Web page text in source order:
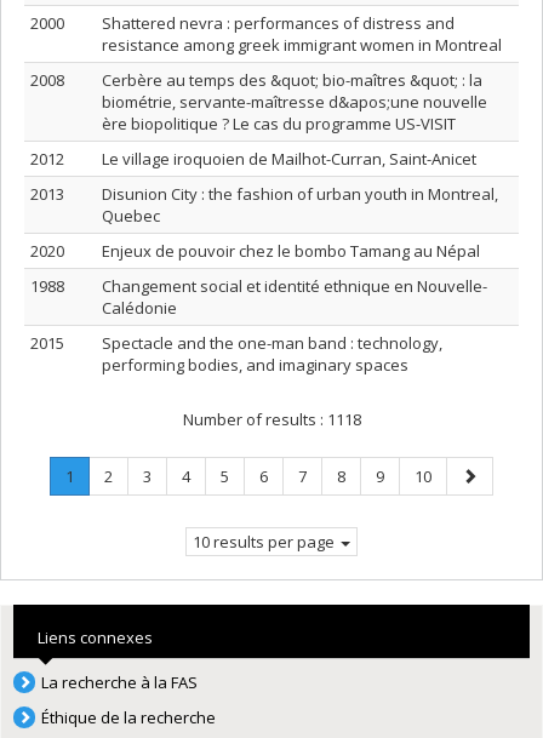
2000
Shattered nevra : performances of distress and
resistance among greek immigrant women in Montreal
2008
Cerbère au temps des &quot; bio-maîtres &quot; : la
biométrie, servante-maîtresse d&apos;une nouvelle
ère biopolitique ? Le cas du programme US-VISIT
2012
Le village iroquoien de Mailhot-Curran, Saint-Anicet
2013
Disunion City : the fashion of urban youth in Montreal,
Quebec
2020
Enjeux de pouvoir chez le bombo Tamang au Népal
1988
Changement social et identité ethnique en Nouvelle-
Calédonie
2015
Spectacle and the one-man band : technology,
performing bodies, and imaginary spaces
Number of results : 1118
Page
1
Current
Page
2 Page
3 Page
4 Page
5 Page
6 Page
7 Page
8 Page
9 Page
10
Next
page
10 results per page
Liens connexes
La recherche à la FAS
Éthique de la recherche